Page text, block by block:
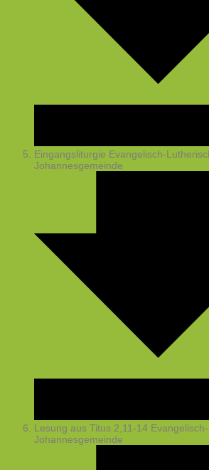
Eingangsliturgie Evangelisch-
Johannesgemeinde
Lesung aus Titus 2,11-14
Johannesgemeinde